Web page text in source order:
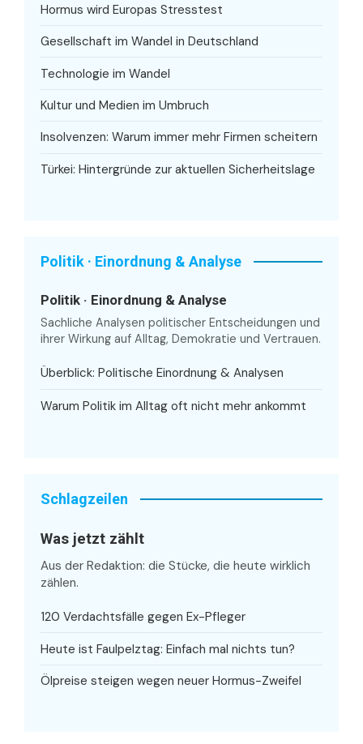
Hormus wird Europas Stresstest
Gesellschaft im Wandel in Deutschland
Technologie im Wandel
Kultur und Medien im Umbruch
Insolvenzen: Warum immer mehr Firmen scheitern
Türkei: Hintergründe zur aktuellen Sicherheitslage
Politik · Einordnung & Analyse
Politik · Einordnung & Analyse
Sachliche Analysen politischer Entscheidungen und
ihrer Wirkung auf Alltag, Demokratie und Vertrauen.
Überblick: Politische Einordnung & Analysen
Warum Politik im Alltag oft nicht mehr ankommt
Schlagzeilen
Was jetzt zählt
Aus der Redaktion: die Stücke, die heute wirklich
zählen.
120 Verdachtsfälle gegen Ex-Pfleger
Heute ist Faulpelztag: Einfach mal nichts tun?
Ölpreise steigen wegen neuer Hormus-Zweifel